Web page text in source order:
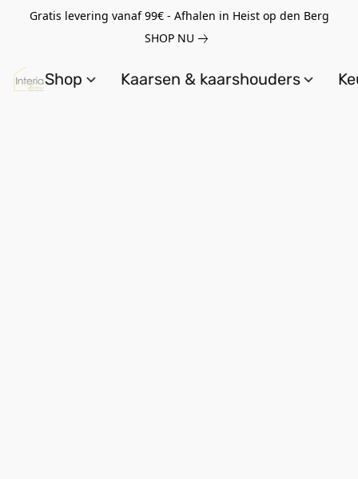
Gratis levering vanaf 99€ - Afhalen in Heist op den Berg
SHOP NU
Shop Kaarsen & kaarshouders